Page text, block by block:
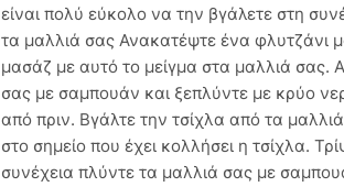
είναι πολύ εύκολο να την βγάλετε στη
τα μαλλιά σας Ανακατέψτε ένα φλυτζάνι
μασάζ με αυτό το μείγμα στα μαλλιά σας.
σας με σαμπουάν και ξεπλύντε με κρύο
από πριν. Βγάλτε την τσίχλα από τα
στο σημείο που έχει κολλήσει η τσίχλα.
συνέχεια πλύντε τα μαλλιά σας με